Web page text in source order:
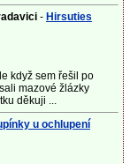
- Hirsuties
když sem řešil po
mazové žlázky
děkuji ...
u ochlupení